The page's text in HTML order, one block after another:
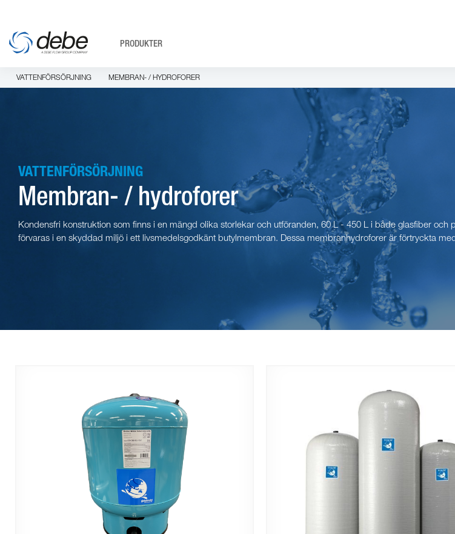
PRODUKTER
VATTENFÖRSÖRJNING MEMBRAN- / HYDROFORER
VATTENFÖRSÖRJNING
Membran- / hydroforer
Kondensfri konstruktion som finns i en mängd olika storlekar och utföranden, 60 L - 450 L i både glasfiber
förvaras i en skyddad miljö i ett livsmedelsgodkänt butylmembran. Dessa membranhydroforer är förtryckta